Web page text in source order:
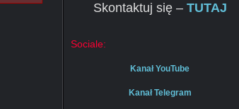
Skontaktuj się – TUTAJ
Sociale:
Kanał YouTube
Kanał Telegram